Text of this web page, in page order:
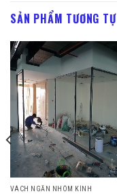
SẢN PHẨM TƯƠNG TỰ
VÁCH NGĂN NHÔM KÍNH